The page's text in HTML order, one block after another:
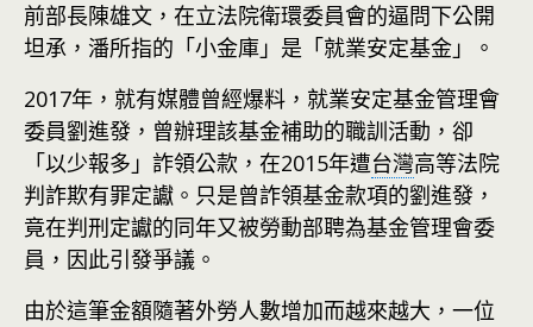
前部長陳雄文，在立法院衛環委員會的逼問下公開
坦承，潘所指的「小金庫」是「就業安定基金」。
2017年，就有媒體曾經爆料，就業安定基金管理會
委員劉進發，曾辦理該基金補助的職訓活動，卻
「以少報多」詐領公款，在2015年遭台灣高等法院
判詐欺有罪定讞。只是曾詐領基金款項的劉進發，
竟在判刑定讞的同年又被勞動部聘為基金管理會委
員，因此引發爭議。
由於這筆金額隨著外勞人數增加而越來越大，一位